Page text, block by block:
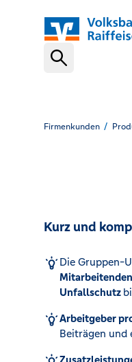
Finanzierung
Bargeldlos
Karte
Firmenkunden
Kurz und
Die Gruppen-
Mitarbeitenden
Unfallschutz
Arbeitgeber
Beiträgen und